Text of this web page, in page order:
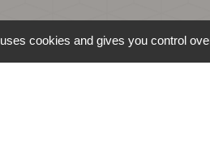
cookies and gives you control